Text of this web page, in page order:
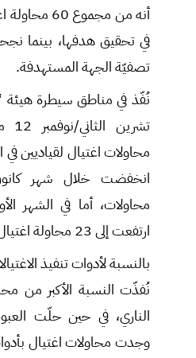
تصفيّة الجهة المستهدفة.
نُفّذ في مناطق سيطرة هيئة
محاولات اغتيال لقياديين
ارتفعت إلى 23 محاولة اغتيال.
بالنسبة لأدوات تنفيذ
نُفذّت النسبة الأكبر من
الناري، في حين حلّت
وجدت محاولات اغتيال